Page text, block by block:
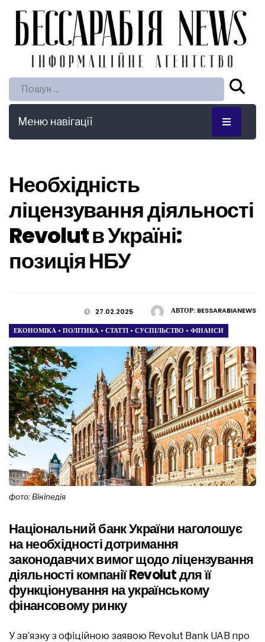
Пошук:
Меню навігації
Необхідність
ліцензування діяльності
Revolut в Україні:
позиція НБУ
АВТОР: BESSARABIANEWS
27.02.2025
ЕКОНОМІКА • ПОЛІТИКА • СТАТТІ • СУСПІЛЬСТВО • ФІНАНСИ
фото: Вікіпедія
Національний банк України наголошує
на необхідності дотримання
законодавчих вимог щодо ліцензування
діяльності компанії Revolut для її
функціонування на українському
фінансовому ринку
У зв’язку з офіційною заявою Revolut Bank UAB про